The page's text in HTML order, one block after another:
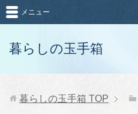
暮らしの玉手箱
メニュー
暮らしの玉手箱 TOP